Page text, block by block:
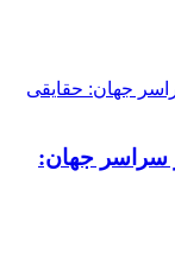
سراسر جهان: